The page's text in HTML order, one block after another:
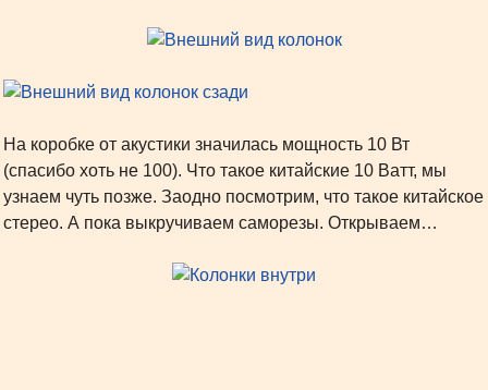
На коробке от акустики значилась мощность 10 Вт
(спасибо хоть не 100). Что такое китайские 10 Ватт, мы
узнаем чуть позже. Заодно посмотрим, что такое китайское
стерео. А пока выкручиваем саморезы. Открываем…